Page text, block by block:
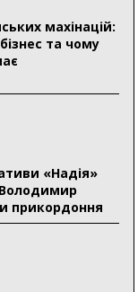
на
грн
на зиму
у
що робити
махінацій:
та чому
«Надія»
прикордоння